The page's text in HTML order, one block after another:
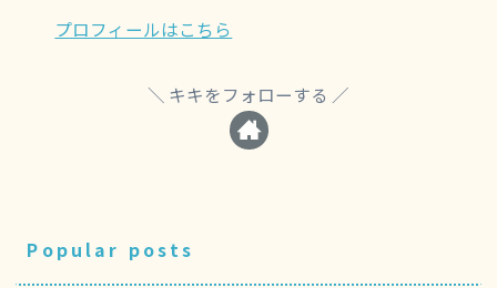
プロフィールはこちら
キキをフォローする
Popular posts